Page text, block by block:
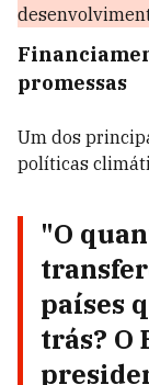
promessas
Um dos
políticas
"O
países
trás? O